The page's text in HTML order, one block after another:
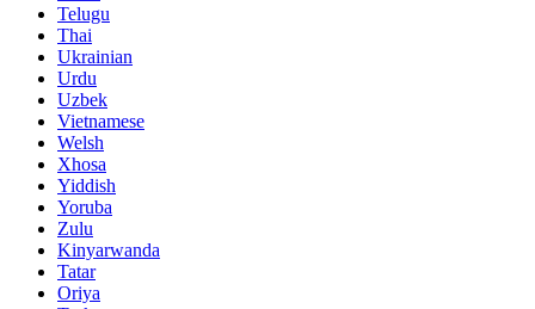
Telugu
Thai
Ukrainian
Urdu
Uzbek
Vietnamese
Welsh
Xhosa
Yiddish
Yoruba
Zulu
Kinyarwanda
Tatar
Oriya